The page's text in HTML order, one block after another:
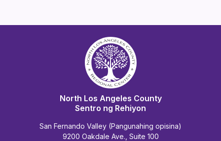
North Los Angeles County
Sentro ng Rehiyon
San Fernando Valley (Pangunahing opisina)
9200 Oakdale Ave., Suite 100